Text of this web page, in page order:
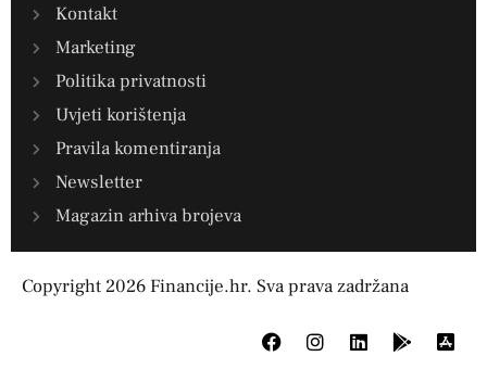
Kontakt
Marketing
Politika privatnosti
Uvjeti korištenja
Pravila komentiranja
Newsletter
Magazin arhiva brojeva
Copyright 2026 Financije.hr. Sva prava zadržana